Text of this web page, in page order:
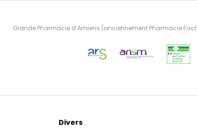
Grande Pharmacie d’Amiens (anciennement Pharmacie
Divers